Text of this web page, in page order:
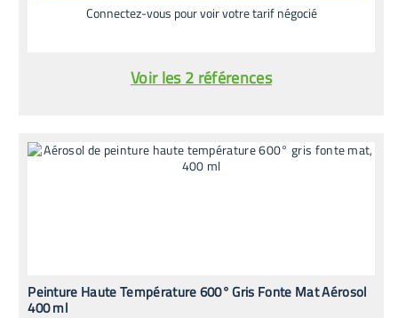
Connectez-vous pour voir votre tarif négocié
Voir les 2 références
Peinture Haute Température 600° Gris Fonte Mat Aérosol
400 ml